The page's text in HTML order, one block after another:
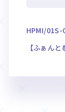
HPMI/01S-
【ふぁん